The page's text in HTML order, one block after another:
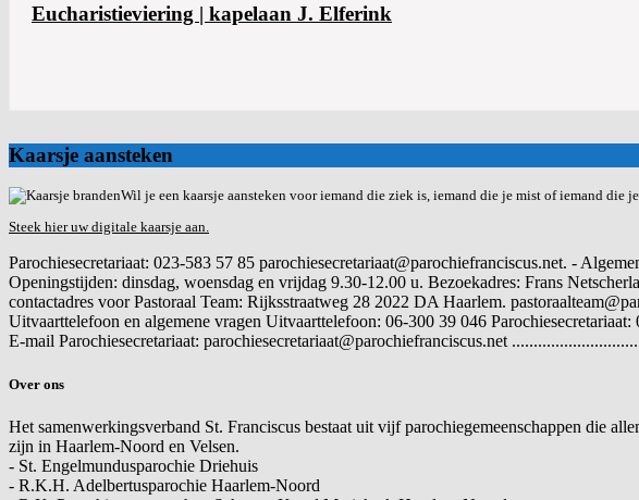
Eucharistieviering | kapelaan J. Elferink
Kaarsje aansteken
Wil je een kaarsje aansteken voor iemand die ziek is, iemand die je mist of iemand die
Steek hier uw digitale kaarsje aan.
Parochiesecretariaat: 023-583 57 85 parochiesecretariaat@parochiefranciscus.net. -
Openingstijden: dinsdag, woensdag en vrijdag 9.30-12.00 u. Bezoekadres: Frans
contactadres voor Pastoraal Team: Rijksstraatweg 28 2022 DA Haarlem.
Uitvaarttelefoon en algemene vragen Uitvaarttelefoon: 06-300 39 046 Parochiesecretariaat:
E-mail Parochiesecretariaat: parochiesecretariaat@parochiefranciscus.net
Over ons
Het samenwerkingsverband St. Franciscus bestaat uit vijf parochiegemeenschappen die
zijn in Haarlem-Noord en Velsen.
- St. Engelmundusparochie Driehuis
- R.K.H. Adelbertusparochie Haarlem-Noord